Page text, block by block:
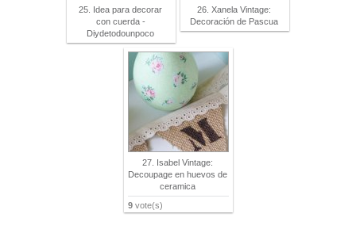
25. Idea para decorar
con cuerda -
Diydetodounpoco
26. Xanela Vintage:
Decoración de Pascua
27. Isabel Vintage:
Decoupage en huevos de
ceramica
9vote(s)